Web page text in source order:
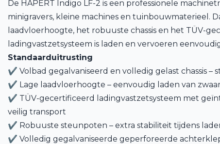
De HAPERT Indigo LF-2 is een professionele
minigravers, kleine machines en tuinbouwmaterieel.
laadvloerhoogte, het robuuste chassis en het TÜV-
ladingvastzetsysteem is laden en vervoeren
Standaarduitrusting
✔ Volbad gegalvaniseerd en volledig gelast chassis –
✔ Lage laadvloerhoogte – eenvoudig laden van
✔ TÜV-gecertificeerd ladingvastzetsysteem met
veilig transport
✔ Robuuste steunpoten – extra stabiliteit tijdens
✔ Volledig gegalvaniseerde geperforeerde